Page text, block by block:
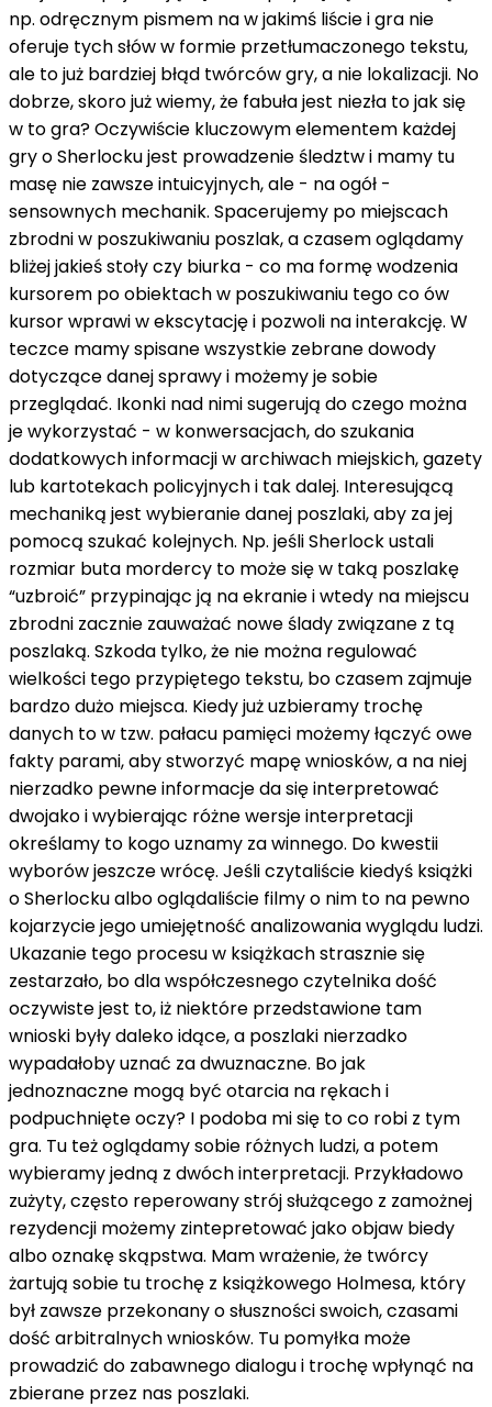
np. odręcznym pismem na w jakimś liście i gra nie
oferuje tych słów w formie przetłumaczonego tekstu,
ale to już bardziej błąd twórców gry, a nie lokalizacji. No
dobrze, skoro już wiemy, że fabuła jest niezła to jak się
w to gra? Oczywiście kluczowym elementem każdej
gry o Sherlocku jest prowadzenie śledztw i mamy tu
masę nie zawsze intuicyjnych, ale - na ogół -
sensownych mechanik. Spacerujemy po miejscach
zbrodni w poszukiwaniu poszlak, a czasem oglądamy
bliżej jakieś stoły czy biurka - co ma formę wodzenia
kursorem po obiektach w poszukiwaniu tego co ów
kursor wprawi w ekscytację i pozwoli na interakcję. W
teczce mamy spisane wszystkie zebrane dowody
dotyczące danej sprawy i możemy je sobie
przeglądać. Ikonki nad nimi sugerują do czego można
je wykorzystać - w konwersacjach, do szukania
dodatkowych informacji w archiwach miejskich, gazety
lub kartotekach policyjnych i tak dalej. Interesującą
mechaniką jest wybieranie danej poszlaki, aby za jej
pomocą szukać kolejnych. Np. jeśli Sherlock ustali
rozmiar buta mordercy to może się w taką poszlakę
“uzbroić” przypinając ją na ekranie i wtedy na miejscu
zbrodni zacznie zauważać nowe ślady związane z tą
poszlaką. Szkoda tylko, że nie można regulować
wielkości tego przypiętego tekstu, bo czasem zajmuje
bardzo dużo miejsca. Kiedy już uzbieramy trochę
danych to w tzw. pałacu pamięci możemy łączyć owe
fakty parami, aby stworzyć mapę wniosków, a na niej
nierzadko pewne informacje da się interpretować
dwojako i wybierając różne wersje interpretacji
określamy to kogo uznamy za winnego. Do kwestii
wyborów jeszcze wrócę. Jeśli czytaliście kiedyś książki
o Sherlocku albo oglądaliście filmy o nim to na pewno
kojarzycie jego umiejętność analizowania wyglądu ludzi.
Ukazanie tego procesu w książkach strasznie się
zestarzało, bo dla współczesnego czytelnika dość
oczywiste jest to, iż niektóre przedstawione tam
wnioski były daleko idące, a poszlaki nierzadko
wypadałoby uznać za dwuznaczne. Bo jak
jednoznaczne mogą być otarcia na rękach i
podpuchnięte oczy? I podoba mi się to co robi z tym
gra. Tu też oglądamy sobie różnych ludzi, a potem
wybieramy jedną z dwóch interpretacji. Przykładowo
zużyty, często reperowany strój służącego z zamożnej
rezydencji możemy zintepretować jako objaw biedy
albo oznakę skąpstwa. Mam wrażenie, że twórcy
żartują sobie tu trochę z książkowego Holmesa, który
był zawsze przekonany o słuszności swoich, czasami
dość arbitralnych wniosków. Tu pomyłka może
prowadzić do zabawnego dialogu i trochę wpłynąć na
zbierane przez nas poszlaki.